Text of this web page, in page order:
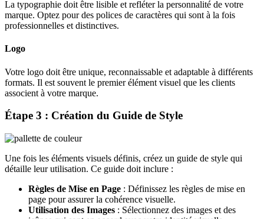
La typographie doit être lisible et refléter la personnalité de votre
marque. Optez pour des polices de caractères qui sont à la fois
professionnelles et distinctives.
Logo
Votre logo doit être unique, reconnaissable et adaptable à différents
formats. Il est souvent le premier élément visuel que les clients
associent à votre marque.
Étape 3 : Création du Guide de Style
Une fois les éléments visuels définis, créez un guide de style qui
détaille leur utilisation. Ce guide doit inclure :
Règles de Mise en Page : Définissez les règles de mise en
page pour assurer la cohérence visuelle.
Utilisation des Images : Sélectionnez des images et des